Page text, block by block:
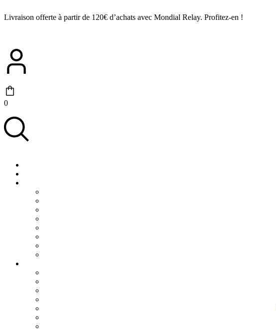
Livraison offerte à partir de 120€ d’achats avec Mondial Relay. Profitez-en !
0